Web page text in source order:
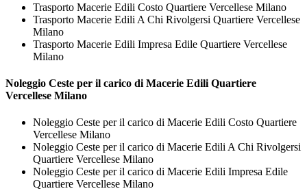
Trasporto Macerie Edili Costo Quartiere Vercellese Milano
Trasporto Macerie Edili A Chi Rivolgersi Quartiere Vercellese
Milano
Trasporto Macerie Edili Impresa Edile Quartiere Vercellese
Milano
Noleggio Ceste per il carico di Macerie Edili Quartiere
Vercellese Milano
Noleggio Ceste per il carico di Macerie Edili Costo Quartiere
Vercellese Milano
Noleggio Ceste per il carico di Macerie Edili A Chi Rivolgersi
Quartiere Vercellese Milano
Noleggio Ceste per il carico di Macerie Edili Impresa Edile
Quartiere Vercellese Milano